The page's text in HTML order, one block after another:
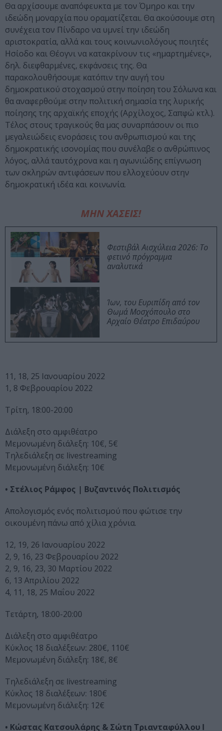
Θα αρχίσουμε αναπόφευκτα με τον Όμηρο και την
ιδεώδη μοναρχία που οραματίζεται. Θα ακούσουμε στη
συνέχεια τον Πίνδαρο να υμνεί την ιδεώδη
αριστοκρατία, αλλά και τους κοινωνιολόγους ποιητές
Ησίοδο και Θέογνι να κατακρίνουν τις «ημαρτημένες»,
δηλ. διεφθαρμένες, εκφάνσεις της. Θα
παρακολουθήσουμε κατόπιν την αυγή του
δημοκρατικού στοχασμού στην ποίηση του Σόλωνα και
θα αναφερθούμε στην πολιτική σημασία της λυρικής
ποίησης της αρχαϊκής εποχής (Αρχίλοχος, Σαπφώ κτλ.).
Τέλος στους τραγικούς θα μας συναρπάσουν οι πιο
μεγαλειώδεις ενοράσεις του ανθρωπισμού και της
δημοκρατικής ισονομίας που συνέλαβε ο ανθρώπινος
λόγος, αλλά ταυτόχρονα και η αγωνιώδης επίγνωση
των σκληρών αντιφάσεων που ελλοχεύουν στην
δημοκρατική ιδέα και κοινωνία.
ΜΗΝ ΧΑΣΕΙΣ!
Φεστιβάλ Αισχύλεια 2026: Το
φετινό πρόγραμμα
αναλυτικά
Ίων, του Ευριπίδη από τον
Θωμά Μοσχόπουλο στο
Αρχαίο Θέατρο Επιδαύρου
11, 18, 25 Ιανουαρίου 2022
1, 8 Φεβρουαρίου 2022
Τρίτη, 18:00-20:00
Διάλεξη στο αμφιθέατρο
Μεμονωμένη διάλεξη: 10€, 5€
Τηλεδιάλεξη σε livestreaming
Μεμονωμένη διάλεξη: 10€
• Στέλιος Ράμφος | Βυζαντινός Πολιτισμός
Απολογισμός ενός πολιτισμού που φώτισε την
οικουμένη πάνω από χίλια χρόνια.
12, 19, 26 Ιανουαρίου 2022
2, 9, 16, 23 Φεβρουαρίου 2022
2, 9, 16, 23, 30 Μαρτίου 2022
6, 13 Απριλίου 2022
4, 11, 18, 25 Μαΐου 2022
Τετάρτη, 18:00-20:00
Διάλεξη στο αμφιθέατρο
Κύκλος 18 διαλέξεων: 280€, 110€
Μεμονωμένη διάλεξη: 18€, 8€
Τηλεδιάλεξη σε livestreaming
Κύκλος 18 διαλέξεων: 180€
Μεμονωμένη διάλεξη: 12€
• Κώστας Κατσουλάρης & Σώτη Τριανταφύλλου l